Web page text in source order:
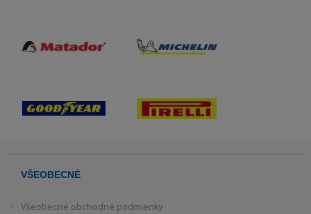
VŠEOBECNÉ
Všeobecné obchodné podmienky